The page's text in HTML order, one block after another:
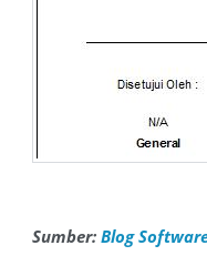
Sumber: Blog